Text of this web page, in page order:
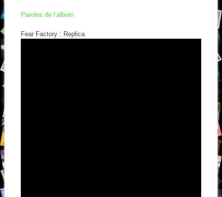
Paroles de l’album
Fear Factory : Replica